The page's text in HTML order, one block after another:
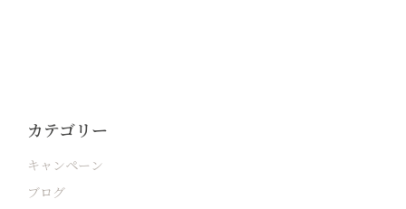
カテゴリー
キャンペーン
ブログ